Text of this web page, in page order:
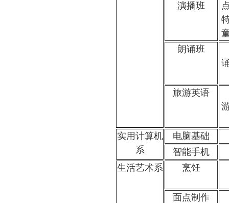
演播班
朗诵班
旅游英语
实用计算机
系
电脑基础
智能手机
生活艺术系
烹饪
面点制作